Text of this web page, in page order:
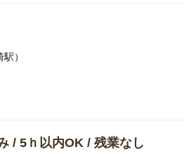
）
/ 5ｈ以内OK / 残業なし